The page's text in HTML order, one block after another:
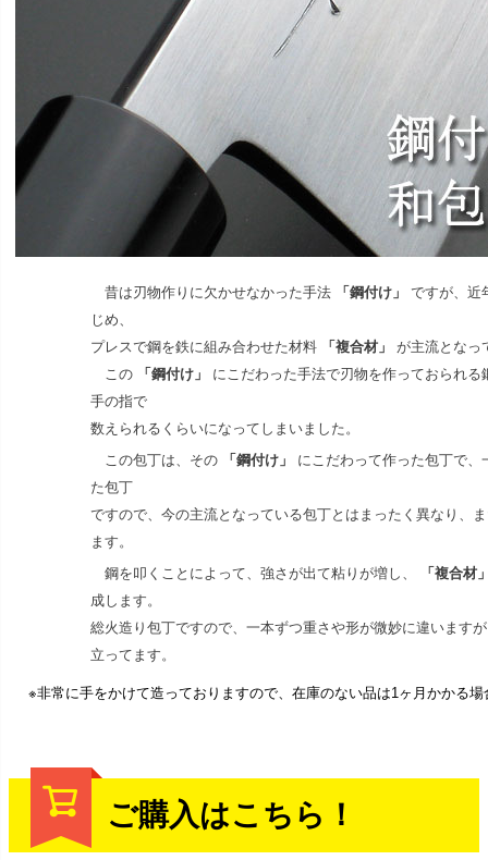
昔は刃物作りに欠かせなかった手法 「鋼付け」
ですが、近
じめ、
プレスで鋼を鉄に組み合わせた材料 「複合材」 が主流となっ
この
「鋼付け」
にこだわった手法で刃物を作っておられる
手の指で
数えられるくらいになってしまいました。
この包丁は、その
「鋼付け」 にこだわって作った包丁で
た包丁
ですので、今の主流となっている包丁とはまったく異なり、
ます。
鋼を叩くことによって、強さが出て粘りが増し、
「複合材
成します。
総火造り包丁ですので、一本ずつ重さや形が微妙に違います
立ってます。
※非常に手をかけて造っておりますので、在庫のない品は1ヶ月かかる
ご購入はこちら！